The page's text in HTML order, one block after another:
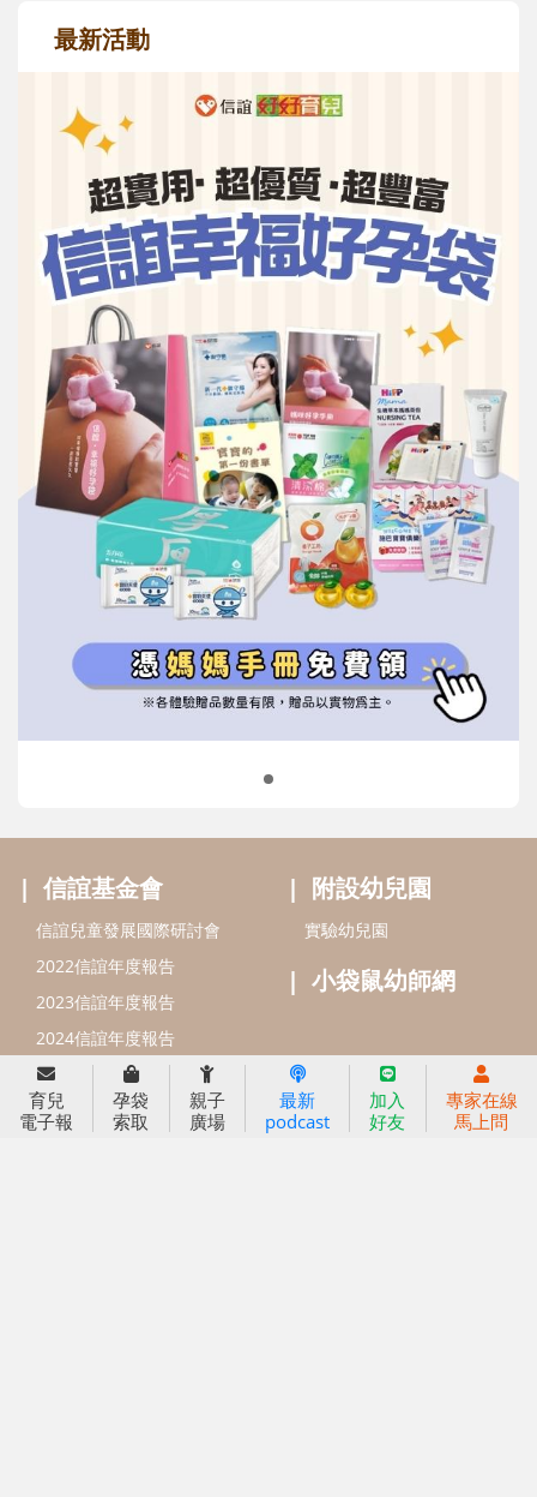
信誼基金會
2022信誼年度報告
2023信誼年度報告
2024信誼年度報告
好孕袋
分齡育兒電子報
線上教養諮詢
附設幼兒園
小袋鼠幼師網
出版服務
信誼基金出版社
閱讀推廣
小太陽親子館
小太陽親子書房
知新劇場
育兒
電子報
孕袋
索取
親子
廣場
最新
podcast
加入
好友
專家在線
馬上問